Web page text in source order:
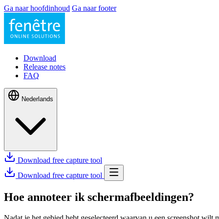
Ga naar hoofdinhoud Ga naar footer
Download
Release notes
FAQ
Nederlands
Download free capture tool
Download free capture tool
Hoe annoteer ik schermafbeeldingen?